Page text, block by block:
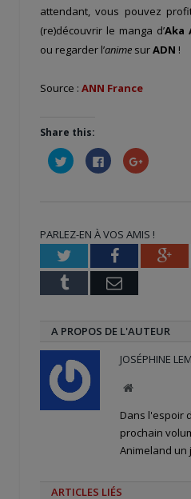
attendant, vous pouvez
(re)découvrir le manga d’Aka
ou regarder l’anime surADN !
Source : ANN France
Share this:
Cliquez
pour
partager
fenêtre)
Cliquez
pour
partager
fenêtre)
Cliquez
pour
nouvelle
fenêtre)
PARLEZ-EN À VOS AMIS !
TwitterFacebook
Tumblr Email
A PROPOS DE L'AUTEUR
JOSÉPHINE
Site
Dans l'espoir
prochain
Animeland un
ARTICLES LIÉS